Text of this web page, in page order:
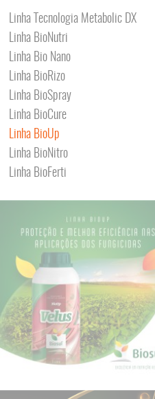
Linha Tecnologia Metabolic DX
Linha BioNutri
Linha Bio Nano
Linha BioRizo
Linha BioSpray
Linha BioCure
Linha BioUp
Linha BioNitro
Linha BioFerti